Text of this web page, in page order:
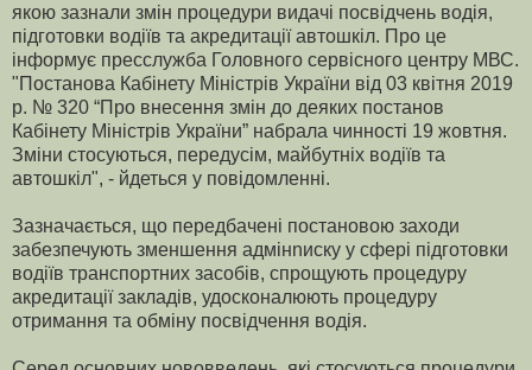
якою зазнали змін процедури видачі посвідчень водія,
підготовки водіїв та акредитації автошкіл. Про це
інформує пресслужба Головного сервісного центру МВС.
"Постанова Кабінету Міністрів України від 03 квітня 2019
р. № 320 “Про внесення змін до деяких постанов
Кабінету Міністрів України” набрала чинності 19 жовтня.
Зміни стосуються, передусім, майбутніх водіїв та
автошкіл", - йдеться у повідомленні.
Зазначається, що передбачені постановою заходи
забезпечують зменшення адмінnиску у сфері підготовки
водіїв транспортних засобів, спрощують процедуру
акредитації закладів, удосконалюють процедуру
отримання та обміну посвідчення водія.